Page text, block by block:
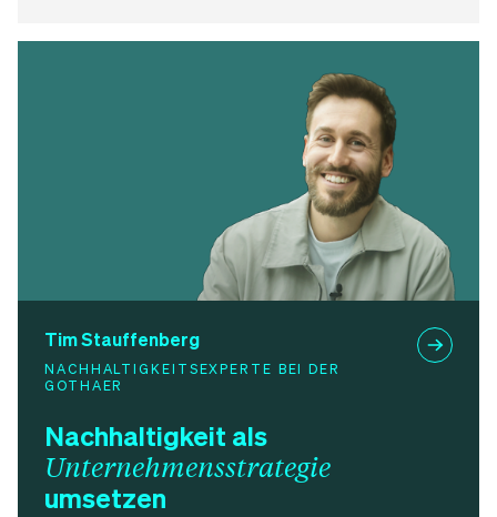
Tim Stauffenberg
NACHHALTIGKEITSEXPERTE BEI DER
GOTHAER
Nachhaltigkeit als
Unternehmensstrategie
umsetzen